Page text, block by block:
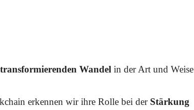
transformierenden Wandel in der Art und Weise
erkennen wir ihre Rolle bei der Stärkung